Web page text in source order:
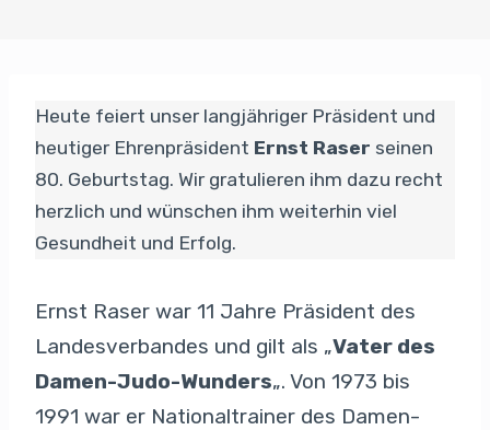
Heute feiert unser langjähriger Präsident und
heutiger Ehrenpräsident Ernst Raser seinen
80. Geburtstag. Wir gratulieren ihm dazu recht
herzlich und wünschen ihm weiterhin viel
Gesundheit und Erfolg.
Ernst Raser war 11 Jahre Präsident des
Landesverbandes und gilt als „Vater des
Damen-Judo-Wunders„. Von 1973 bis
1991 war er Nationaltrainer des Damen-